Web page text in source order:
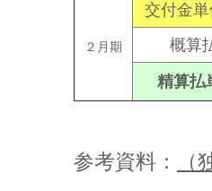
２月期
交付金
概算
精算払
参考資料：